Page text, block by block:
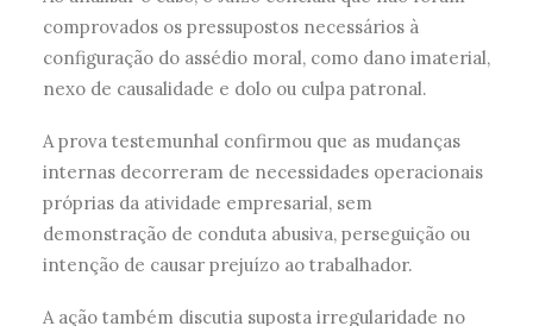
comprovados os pressupostos necessários à
configuração do assédio moral, como dano imaterial,
nexo de causalidade e dolo ou culpa patronal.
A prova testemunhal confirmou que as mudanças
internas decorreram de necessidades operacionais
próprias da atividade empresarial, sem
demonstração de conduta abusiva, perseguição ou
intenção de causar prejuízo ao trabalhador.
A ação também discutia suposta irregularidade no